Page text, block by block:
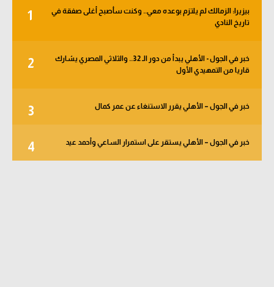
1
بيزيرا: الزمالك لم يلتزم بوعده معي.. وكنت سأصبح أغلى صفقة في
تاريخ النادي
2
خبر في الجول - الأهلي يبدأ من دور الـ 32.. والثلاثي المصري يشارك
قاريا من التمهيدي الأول
3 خبر في الجول – الأهلي يقرر الاستنغاء عن عمر كمال
4 خبر في الجول – الأهلي يستقر على استمرار الساعي وأحمد عيد